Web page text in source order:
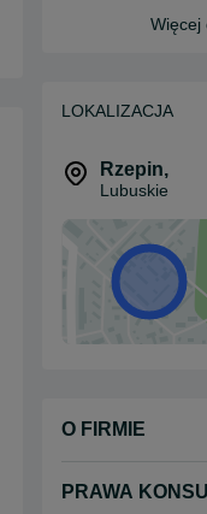
Więcej
LOKALIZACJA
Rzepin,
Lubuskie
O FIRMIE
PRAWA